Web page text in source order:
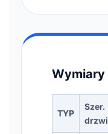
TYP
Szer.